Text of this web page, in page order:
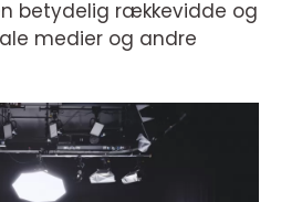
betydelig rækkevidde og
medier og andre